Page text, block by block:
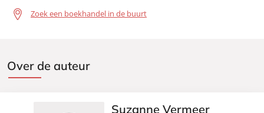
Zoek een boekhandel in de buurt
Over de auteur
Suzanne Vermeer